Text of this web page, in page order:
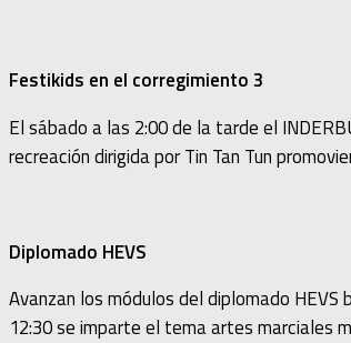
Festikids en el corregimiento 3
El sábado a las 2:00 de la tarde el
recreación dirigida por Tin Tan Tun
Diplomado HEVS
Avanzan los módulos del diplomado
12:30 se imparte el tema artes marciales